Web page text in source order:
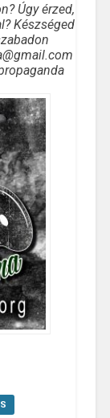
Úgy érzed,
Készséged